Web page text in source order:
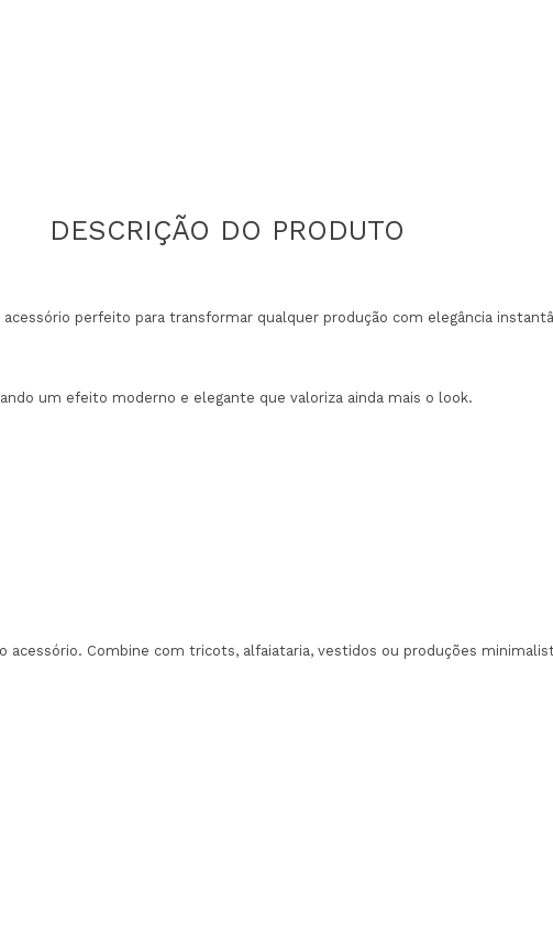
perfeito para transformar qualquer produção com elegância
um efeito moderno e elegante que valoriza ainda mais o look.
acessório. Combine com tricots, alfaiataria, vestidos ou produções